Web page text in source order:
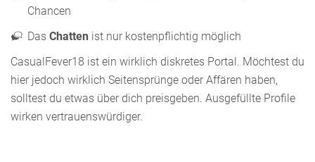
Chancen
Das Chatten ist nur kostenpflichtig möglich
CasualFever18 ist ein wirklich diskretes Portal. Möchtest du
hier jedoch wirklich Seitensprünge oder Affären haben,
solltest du etwas über dich preisgeben. Ausgefüllte Profile
wirken vertrauenswürdiger.